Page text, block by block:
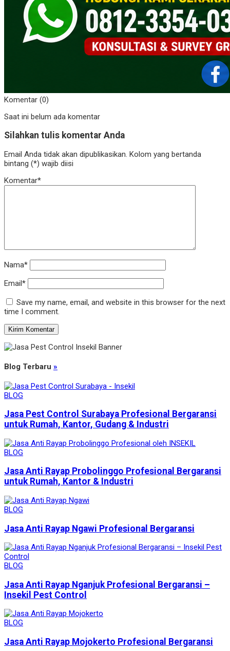
Komentar (0)
Saat ini belum ada komentar
Silahkan tulis komentar Anda
Email Anda tidak akan dipublikasikan. Kolom yang bertanda
bintang (*) wajib diisi
Komentar*
Nama*
Email*
Save my name, email, and website in this browser for the next
time I comment.
Blog Terbaru »
BLOG
Jasa Pest Control Surabaya Profesional Bergaransi
untuk Rumah, Kantor, Gudang & Industri
BLOG
Jasa Anti Rayap Probolinggo Profesional Bergaransi
untuk Rumah, Kantor & Industri
BLOG
Jasa Anti Rayap Ngawi Profesional Bergaransi
BLOG
Jasa Anti Rayap Nganjuk Profesional Bergaransi –
Insekil Pest Control
BLOG
Jasa Anti Rayap Mojokerto Profesional Bergaransi